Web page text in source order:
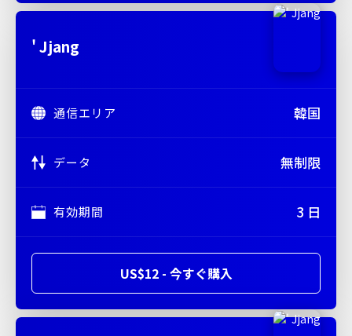
' Jjang
通信エリア 韓国
データ 無制限
有効期間 3 日
US$12 - 今すぐ購入